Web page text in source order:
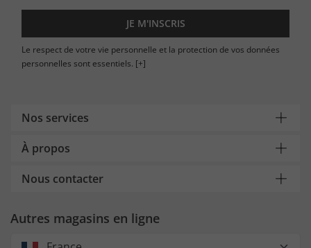
JE M'INSCRIS
Le respect de votre vie personnelle et la protection de vos données
personnelles sont essentiels. [+]
Nos services
À propos
Nous contacter
Autres magasins en ligne